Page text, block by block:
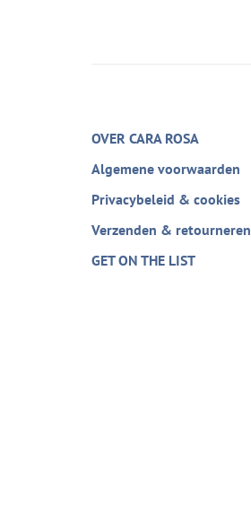
OVER CARA ROSA
Algemene voorwaarden
Privacybeleid & cookies
Verzenden & retourneren
GET ON THE LIST